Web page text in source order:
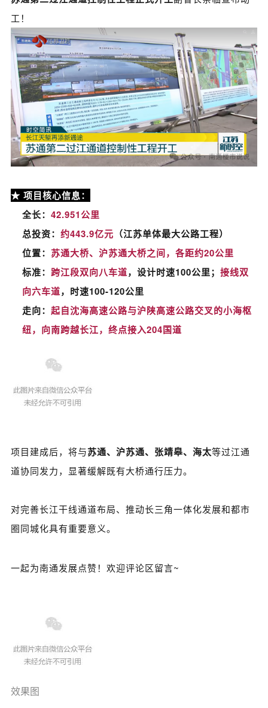
工！
★ 项目核心信息：
全长：42.951公里
总投资：约443.9亿元 （江苏单体最大公路工程）
位置： 苏通大桥、沪苏通大桥之间，各距约20公里
标准：跨江段双向八车道，设计时速100公里；接线双
向六车道，时速100-120公里
走向：起自沈海高速公路与沪陕高速公路交叉的小海枢
纽，向南跨越长江，终点接入204国道
项目建成后，将与苏通、沪苏通、 张靖皋、海太等过江通
道协同发力，显著缓解既有大桥通行压力。
对完善长江干线通道布局、推动长三角一体化发展和都市
圈同城化具有重要意义。
一起为南通发展点赞！欢迎评论区留言~
效果图